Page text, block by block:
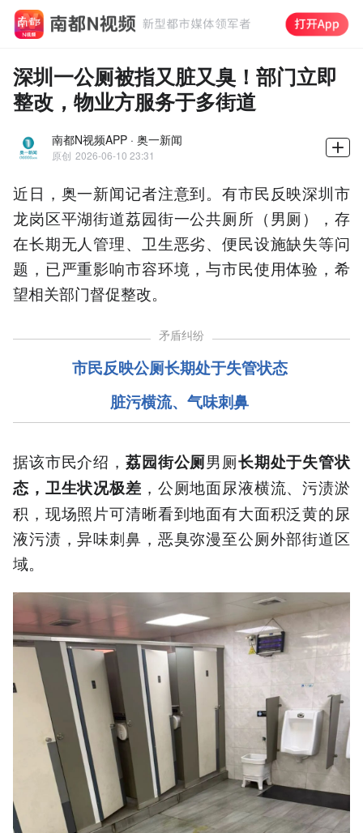
深圳一公厕被指又脏又臭！部门立即
整改，物业方服务于多街道
南都N视频APP · 奥一新闻
原创 2026-06-10 23:31
近日，奥一新闻记者注意到。有市民反映深圳市
龙岗区平湖街道荔园街一公共厕所（男厕），存
在长期无人管理、卫生恶劣、便民设施缺失等问
题，已严重影响市容环境，与市民使用体验，希
望相关部门督促整改。
矛盾纠纷
市民反映公厕长期处于失管状态
脏污横流、气味刺鼻
据该市民介绍， 荔园街公厕男厕长期处于失管状
态，卫生状况极差 ，公厕地面尿液横流、污渍淤
积，现场照片可清晰看到地面有大面积泛黄的尿
液污渍，异味刺鼻，恶臭弥漫至公厕外部街道区
域。